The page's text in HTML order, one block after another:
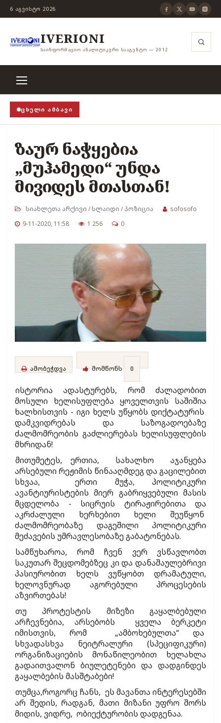
6 ᲐᲒᲕᲘᲡᲢᲝ 2026
IVERIONI
ᲡᲐᲘᲜᲤᲝᲠᲛᲐᲪᲘᲝ ᲐᲜᲐᲚᲘᲢᲘᲙᲣᲠᲘ ᲡᲐᲐᲒᲔᲜᲢᲝ — 2012
ᲪᲮᲔᲚᲘ ᲐᲛᲑᲐᲕᲘ
როცა თვითცენზურის ჭანჭიკი მოშლილია, ცენზურა
ზაურ ნაჭყებია
„მუჰამედი“ უნდა
მივიდეს მთასთან!
სიახლეთა არქივი /სლაიდი /პოზიცია
sofosofo
9-11-2020, 11:58
1 256 0
ამობეჭდვა მომწონს 0
ისტორია ადასტურებს, რომ ძალადობით
მოსული ხელისუფლება ყოველთვის საშიშია
ხალხისთვის - იგი ხელს უწყობს დიქტატურის
დამკვიდრებას და საზოგადოებაზე
ძალმომრეობის გაძლიერებას ხელისუფლების
მხრიდან!
მითუმეტეს, ერთია, სახალხო აჯანყება
არსებული რეჟიმის წინააღმდეგ და გაცილებით
სხვაა, ერთი მუჭა, პოლიტიკური
ავანტიურისტების მიერ გაბრიყვებული მასის
მცდელობა - სიცრუის ტირაჟირებითა და
აკრძალული ხერხებით ხელი შეუწყონ
ძალმომრეობაზე დაგეშილი პოლიტიკური
მეძავების უმრავლესობაზე გაბატონებას.
სამწუხაროა, რომ ჩვენ ვერ ვსწავლობთ
საკუთარ შეცდომებზეც კი და დანაშაულებრივი
პასიურობით ხელს ვუწყობთ დრამატული,
ხელოვნურად აგორებული პროცესების
აზვირთებას!
თუ პროტესტის მიზეზი გაყალბებული
არჩევნებია, არსებობს ყველა ბერკეტი
იმისთვის, რომ „ამბოხებულთა“ და
სხვადასხვა ნეიტრალური (სპეციფიკური)
ორგანიზაციების მონაწილეობით ხელახლა
გადაითვალონ ბიულეტენები და დადგინდეს
გაყალბების მასშტაბები!
თუმცა,როგორც ჩანს, ეს მავანთა ინტერესებში
არ შედის, რადგან, მათი მიზანი უფრო შორს
მიდის, ვიდრე, ობიექტურობის დადგენაა.